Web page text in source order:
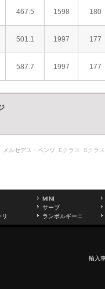
467.5 1598 180
501.1 1997 177
587.7 1997 177
メルセデス・ベンツ Eクラス Sクラス
MINI
サーブ
リ ランボルギーニ
輸入